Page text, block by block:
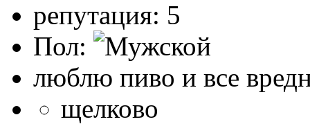
репутация: 5
Пол:
люблю пиво и все
щелково